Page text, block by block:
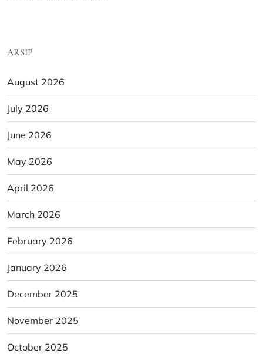
ARSIP
August 2026
July 2026
June 2026
May 2026
April 2026
March 2026
February 2026
January 2026
December 2025
November 2025
October 2025